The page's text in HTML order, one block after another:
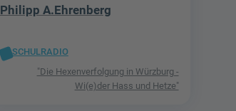
Philipp A.Ehrenberg
SCHULRADIO
"Die Hexenverfolgung in Würzburg -
Wi(e)der Hass und Hetze"